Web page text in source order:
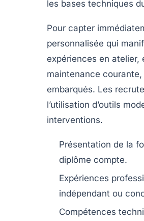
les bases techniques
Pour capter
personnalisée qui
expériences en atelier,
maintenance
embarqués. Les
l’utilisation d’outils
interventions.
Présentation de la
diplôme compte.
Expériences
indépendant ou
Compétences